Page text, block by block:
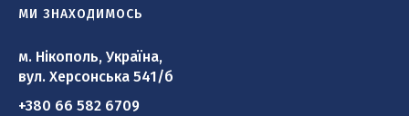
МИ ЗНАХОДИМОСЬ
м. Нікополь, Україна,
вул. Херсонська 541/б
+380 66 582 6709